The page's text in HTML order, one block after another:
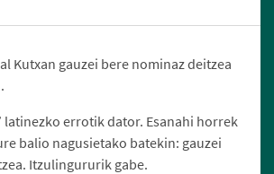
Kutxan gauzei bere nominaz deitzea
latinezko errotik dator. Esanahi horrek
balio nagusietako batekin: gauzei
Itzulingururik gabe.